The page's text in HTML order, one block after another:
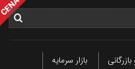
بازار سرمایه